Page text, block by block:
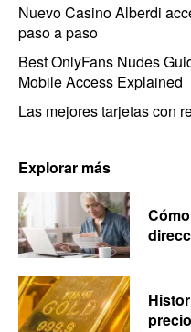
Nuevo Casino Alberdi
paso a paso
Best OnlyFans Nudes
Mobile Access Explained
Las mejores tarjetas con
Explorar más